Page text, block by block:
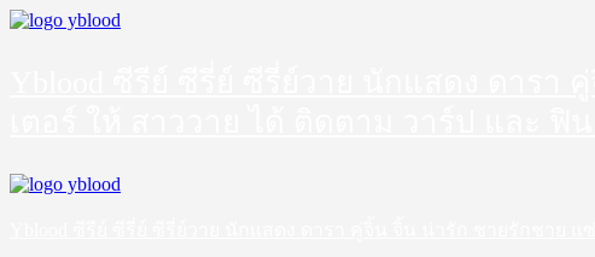
Skip
Primary